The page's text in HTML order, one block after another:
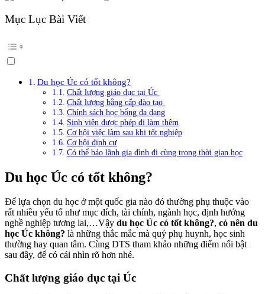
Mục Lục Bài Viết
Du học Úc có tốt không?
Chất lượng giáo dục tại Úc
Chất lượng bằng cấp đào tạo
Chính sách học bổng đa dạng
Sinh viên được phép đi làm thêm
Cơ hội việc làm sau khi tốt nghiệp
Cơ hội định cư
Có thể bảo lãnh gia đình đi cùng trong thời gian học
Du học Úc có tốt không?
Để lựa chọn du học ở một quốc gia nào đó thường phụ thuộc vào
rất nhiều yếu tố như mục đích, tài chính, ngành học, định hướng
nghề nghiệp tương lai,…Vậy du học Úc có tốt không?, có nên du
học Úc không? là những thắc mắc mà quý phụ huynh, học sinh
thường hay quan tâm. Cùng DTS tham khảo những điểm nổi bật
sau đây, để có cái nhìn rõ hơn nhé.
Chất lượng giáo dục tại Úc